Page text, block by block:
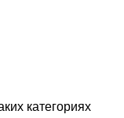
категориях